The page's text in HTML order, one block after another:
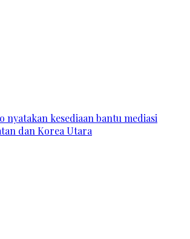
nyatakan kesediaan bantu mediasi
dan Korea Utara